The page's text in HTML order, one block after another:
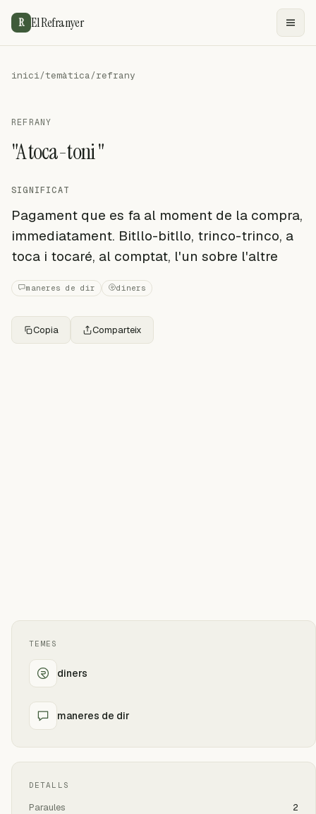
R El Refranyer
inici/temàtica/refrany
REFRANY
"A toca-toni "
SIGNIFICAT
Pagament que es fa al moment de la compra,
immediatament. Bitllo-bitllo, trinco-trinco, a
toca i tocaré, al comptat, l'un sobre l'altre
maneres de dir diners
Copia Comparteix
TEMES
diners
maneres de dir
DETALLS
Paraules 2